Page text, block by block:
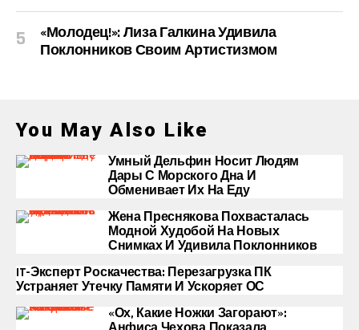
«Молодец!»: Лиза Галкина Удивила
Поклонников Своим Артистизмом
You May Also Like
Умный Дельфин Носит Людям
Дары С Морского Дна И
Обменивает Их На Еду
Жена Преснякова Похвасталась
Модной Худобой На Новых
Снимках И Удивила Поклонников
IT-Эксперт Роскачества: Перезагрузка ПК
Устраняет Утечку Памяти И Ускоряет ОС
«Ох, Какие Ножки Загорают»: